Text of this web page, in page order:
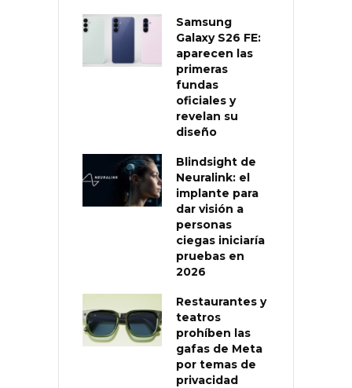
Samsung
Galaxy S26 FE:
aparecen las
primeras
fundas
oficiales y
revelan su
diseño
Blindsight de
Neuralink: el
implante para
dar visión a
personas
ciegas iniciaría
pruebas en
2026
Restaurantes y
teatros
prohíben las
gafas de Meta
por temas de
privacidad